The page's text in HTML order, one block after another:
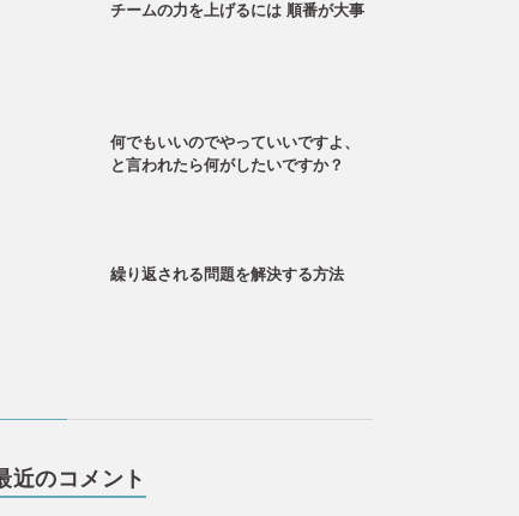
チームの力を上げるには 順番が大事
何でもいいのでやっていいですよ、
と言われたら何がしたいですか？
繰り返される問題を解決する方法
近のコメント